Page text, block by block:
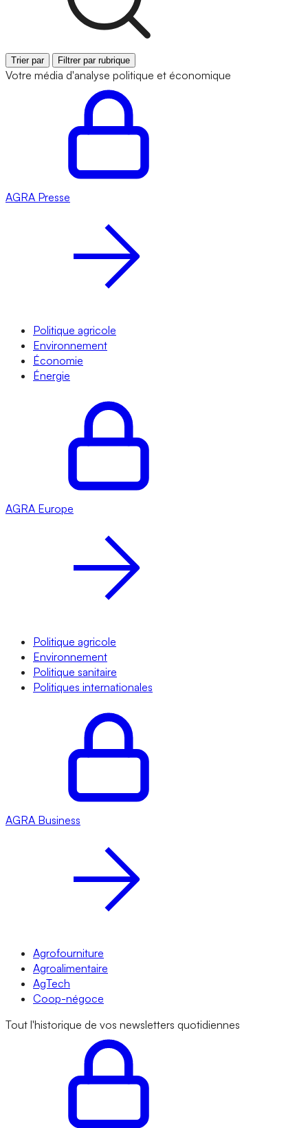
Trier par Filtrer par rubrique
Votre média d'analyse politique et économique
AGRA Presse
Politique agricole
Environnement
Économie
Énergie
AGRA Europe
Politique agricole
Environnement
Politique sanitaire
Politiques internationales
AGRA Business
Agrofourniture
Agroalimentaire
AgTech
Coop-négoce
Tout l'historique de vos newsletters quotidiennes